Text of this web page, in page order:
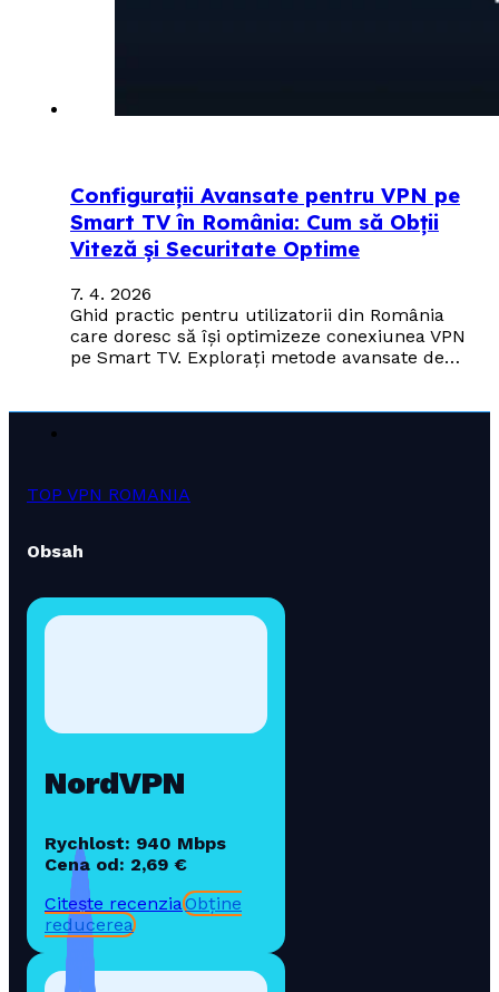
Configurații Avansate pentru VPN pe
Smart TV în România: Cum să Obții
Viteză și Securitate Optime
7. 4. 2026
Ghid practic pentru utilizatorii din România
care doresc să își optimizeze conexiunea VPN
pe Smart TV. Explorați metode avansate de…
TOP VPN ROMANIA
Obsah
NordVPN
Rychlost: 940 Mbps
Cena od: 2,69 €
Citește recenziaObține
reducerea